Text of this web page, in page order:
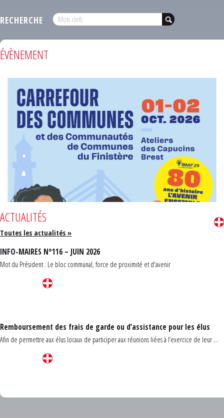
RECHERCHE
ÉVÈNEMENT
ACTUALITÉS
Toutes les actualités »
INFO-MAIRES N°116 – JUIN 2026
Mot du Président : Le bloc communal, force de proximité et d'avenir
Remboursement des frais de garde ou d’assistance pour les élus
Afin de permettre aux élus locaux de participer aux réunions liées à l’exercice de leur ...